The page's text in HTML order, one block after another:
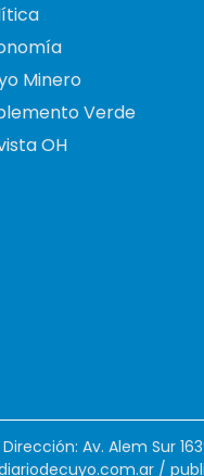
Minero
Verde
OH
Av. Alem Sur
/